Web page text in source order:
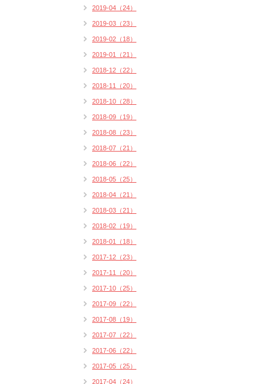
2019-04（24）
2019-03（23）
2019-02（18）
2019-01（21）
2018-12（22）
2018-11（20）
2018-10（28）
2018-09（19）
2018-08（23）
2018-07（21）
2018-06（22）
2018-05（25）
2018-04（21）
2018-03（21）
2018-02（19）
2018-01（18）
2017-12（23）
2017-11（20）
2017-10（25）
2017-09（22）
2017-08（19）
2017-07（22）
2017-06（22）
2017-05（25）
2017-04（24）